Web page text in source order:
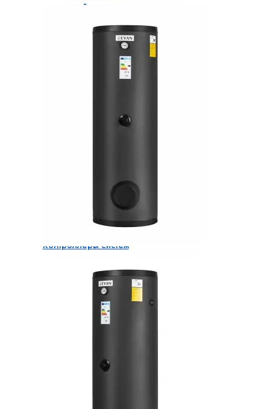
проточный
ЭВАН ЭПВН 36-120
Бойлеры косвенного нагрева
Бойлер косвенного нагрева EVAN WIC
Бойлер косвенного нагрева EVAN WIP
Теплоаккумулятор / буферный бак EVAN
Системы управления отоплением
Контроллеры систем
Контроллер
MyHeat GO
Контроллер
MYHEAT GSM
Блоки расширения